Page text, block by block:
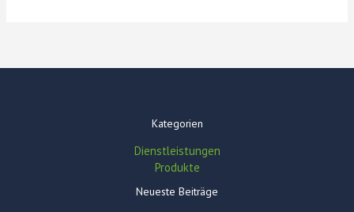
Kategorien
Dienstleistungen
Produkte
Neueste Beiträge